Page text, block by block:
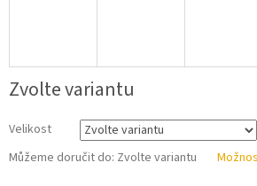
Zvolte variantu
Velikost
Můžeme doručit do: Zvolte variantu